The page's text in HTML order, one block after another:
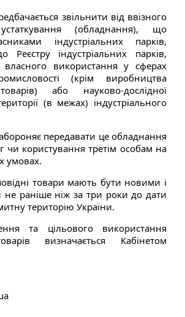
звільнити від ввізного
(обладнання), що
індустріальних парків,
індустріальних парків,
використання у сферах
(крім виробництва
або науково-дослідної
(в межах) індустріального
передавати це обладнання
чи користування третім особам на
умовах.
товари мають бути новими і
не раніше ніж за три роки до дати
територію України.
та цільового використання
визначається Кабінетом